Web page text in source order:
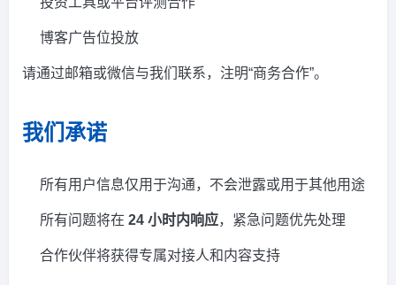
博客广告位投放
请通过邮箱或微信与我们联系，注明“商务合作”。
我们承诺
所有用户信息仅用于沟通，不会泄露或用于其他用途
所有问题将在 24 小时内响应，紧急问题优先处理
合作伙伴将获得专属对接人和内容支持